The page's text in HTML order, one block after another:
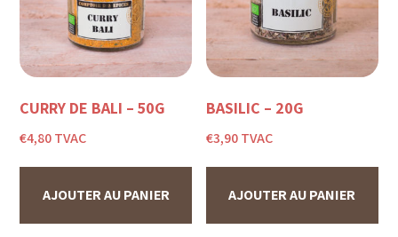
CURRY DE BALI – 50G
€4,80TVAC
AJOUTER AU PANIER
BASILIC – 20G
€3,90TVAC
AJOUTER AU PANIER